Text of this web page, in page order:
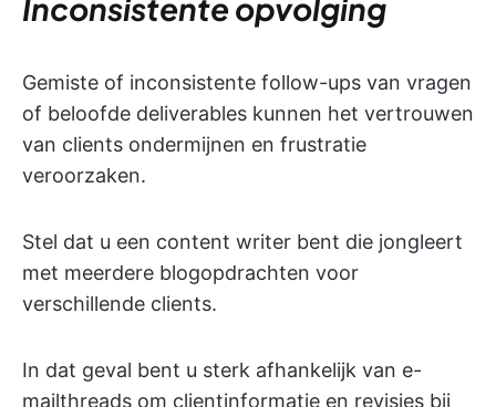
Inconsistente opvolging
Gemiste of inconsistente follow-ups van vragen
of beloofde deliverables kunnen het vertrouwen
van clients ondermijnen en frustratie
veroorzaken.
Stel dat u een content writer bent die jongleert
met meerdere blogopdrachten voor
verschillende clients.
In dat geval bent u sterk afhankelijk van e-
mailthreads om clientinformatie en revisies bij